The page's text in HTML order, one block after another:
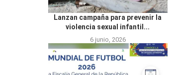
Lanzan campaña para prevenir la
violencia sexual infantil...
6 junio, 2026